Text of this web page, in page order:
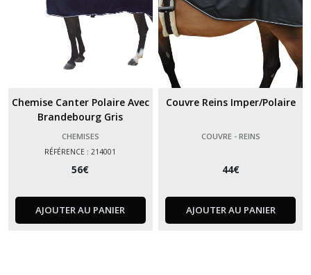
Chemise Canter Polaire Avec
Brandebourg Gris
CHEMISES
RÉFÉRENCE : 214001
56€
AJOUTER AU PANIER
Couvre Reins Imper/Polaire
COUVRE - REINS
44€
AJOUTER AU PANIER